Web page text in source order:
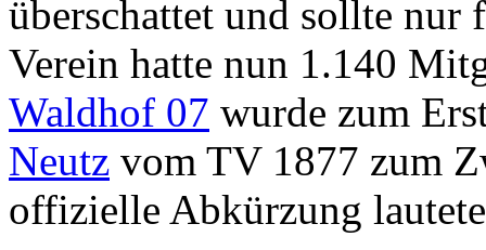
überschattet und sollte nur
Verein hatte nun 1.140
Waldhof 07 wurde zum
Neutz vom TV 1877 zum
offizielle Abkürzung